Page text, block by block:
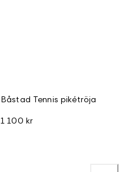
Båstad Tennis pikétröja
1 100 kr